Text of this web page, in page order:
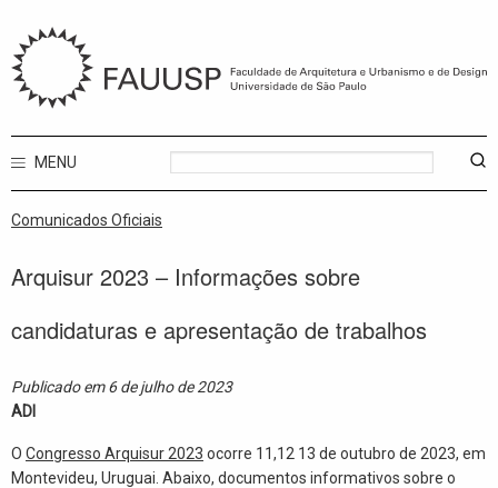
MENU
Comunicados Oficiais
Arquisur 2023 – Informações sobre
candidaturas e apresentação de trabalhos
Publicado em 6 de julho de 2023
ADI
O Congresso Arquisur 2023 ocorre 11,12 13 de outubro de 2023, em
Montevideu, Uruguai. Abaixo, documentos informativos sobre o